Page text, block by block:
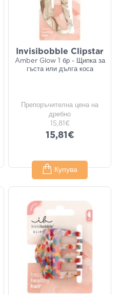
Invisibobble Clipstar
Amber Glow 1 бр - Щипка за
гъста или дълга коса
Препоръчителна цена на
дребно
15,81€
15,81€
Купува